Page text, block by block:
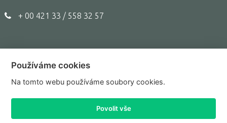
+ 00 421 33 / 558 32 57
Copyright © 2017,Fazzini.sk
Prepnúť do klasického zobrazenia
Tvorba webu Shopea.cz
Používáme cookies
Na tomto webu používáme soubory cookies.
Povolit vše